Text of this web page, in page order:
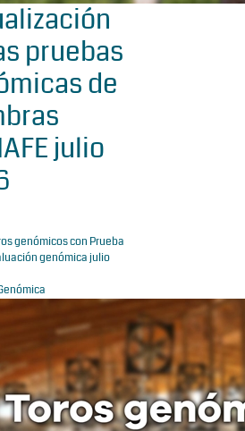
pruebas
de
julio
genómicos con Prueba
genómica julio